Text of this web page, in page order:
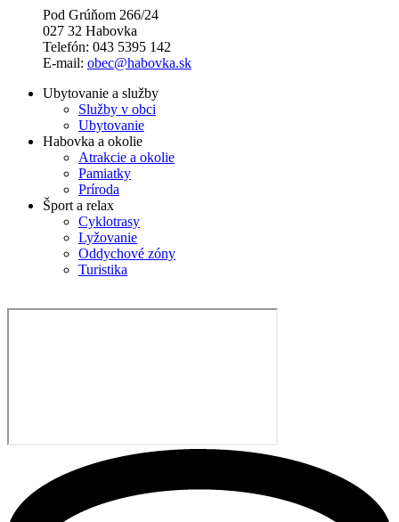
Pod Grúňom 266/24
027 32 Habovka
Telefón: 043 5395 142
E-mail: obec@habovka.sk
Ubytovanie a služby
Služby v obci
Ubytovanie
Habovka a okolie
Atrakcie a okolie
Pamiatky
Príroda
Šport a relax
Cyklotrasy
Lyžovanie
Oddychové zóny
Turistika